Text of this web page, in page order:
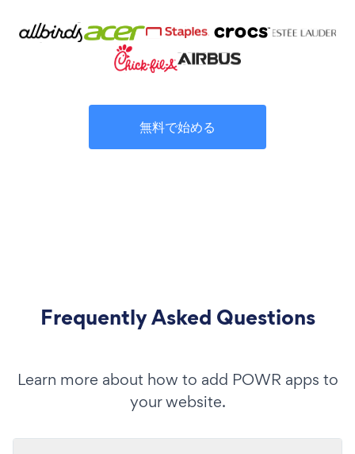
無料で始める
Frequently Asked Questions
Learn more about how to add POWR apps to
your website.